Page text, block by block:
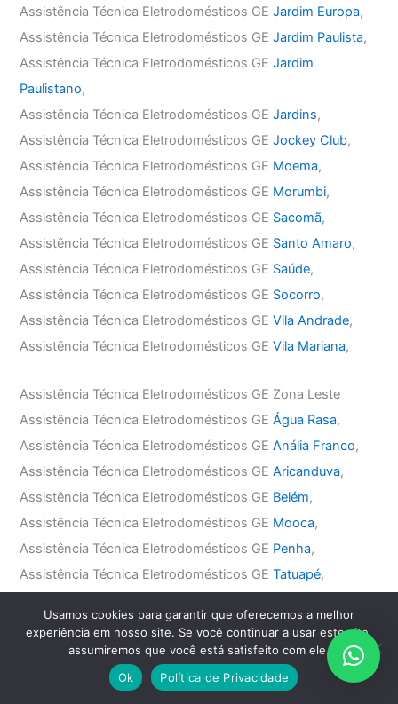
Assistência Técnica Eletrodomésticos GEJardim Europa,
Assistência Técnica Eletrodomésticos GEJardim Paulista,
Assistência Técnica Eletrodomésticos GEJardim
Paulistano,
Assistência Técnica Eletrodomésticos GEJardins,
Assistência Técnica Eletrodomésticos GEJockey Club,
Assistência Técnica Eletrodomésticos GE Moema,
Assistência Técnica Eletrodomésticos GE Morumbi,
Assistência Técnica Eletrodomésticos GE Sacomã,
Assistência Técnica Eletrodomésticos GE Santo Amaro,
Assistência Técnica Eletrodomésticos GE Saúde,
Assistência Técnica Eletrodomésticos GE Socorro,
Assistência Técnica Eletrodomésticos GEVila Andrade,
Assistência Técnica Eletrodomésticos GEVila Mariana,
Assistência Técnica Eletrodomésticos GE Zona Leste
Assistência Técnica Eletrodomésticos GEÁgua Rasa,
Assistência Técnica Eletrodomésticos GEAnália Franco,
Assistência Técnica Eletrodomésticos GEAricanduva,
Assistência Técnica Eletrodomésticos GE Belém,
Assistência Técnica Eletrodomésticos GE Mooca,
Assistência Técnica Eletrodomésticos GE Penha,
Assistência Técnica Eletrodomésticos GETatuapé,
Assistência Técnica Eletrodomésticos GE Vila Formosa,
Assistência Técnica Eletrodomésticos GEVila Matilde ,
Assistência Técnica Eletrodomésticos GEVila Prudente
Usamos cookies para garantir que oferecemos a melhor
experiência em nosso site. Se você continuar a usar este site,
assumiremos que você está satisfeito com ele.
Ok
Política de Privacidade